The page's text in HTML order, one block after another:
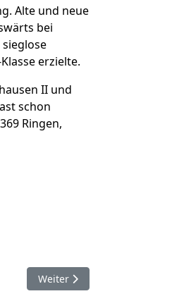
Alte und neue
bei
erzielte.
II und
schon
Ringen,
Nächster Beitrag: Damen-
Weiter